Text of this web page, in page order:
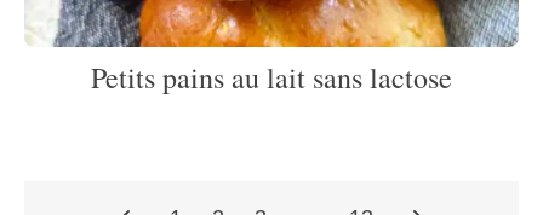
Petits pains au lait sans lactose